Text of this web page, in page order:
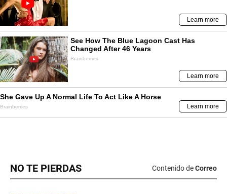
NO TE PIERDAS Contenido deCorreo